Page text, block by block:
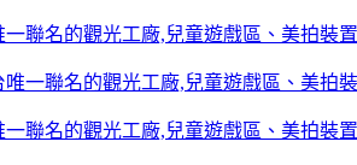
聯名的觀光工廠,兒童遊戲區、美拍裝置
聯名的觀光工廠,兒童遊戲區、美拍裝置